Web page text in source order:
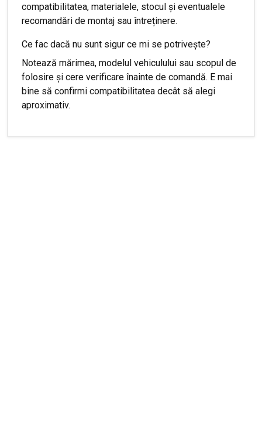
compatibilitatea, materialele, stocul și eventualele
recomandări de montaj sau întreținere.
Ce fac dacă nu sunt sigur ce mi se potrivește?
Notează mărimea, modelul vehiculului sau scopul de
folosire și cere verificare înainte de comandă. E mai
bine să confirmi compatibilitatea decât să alegi
aproximativ.